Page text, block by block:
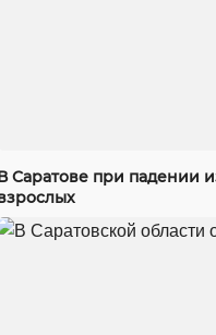
Саратове при падении